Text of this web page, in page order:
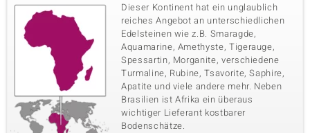
Dieser Kontinent hat ein unglaublich
reiches Angebot an unterschiedlichen
Edelsteinen wie z.B. Smaragde,
Aquamarine, Amethyste, Tigerauge,
Spessartin, Morganite, verschiedene
Turmaline, Rubine, Tsavorite, Saphire,
Apatite und viele andere mehr. Neben
Brasilien ist Afrika ein überaus
wichtiger Lieferant kostbarer
Bodenschätze.